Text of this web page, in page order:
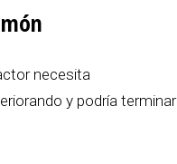
necesita
y podría terminar